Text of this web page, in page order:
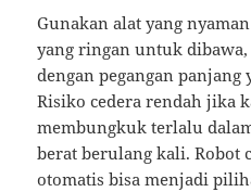
Gunakan alat yang
yang ringan untuk
dengan pegangan
Risiko cedera rendah jika
membungkuk terlalu
berat berulang kali. Robot
otomatis bisa menjadi